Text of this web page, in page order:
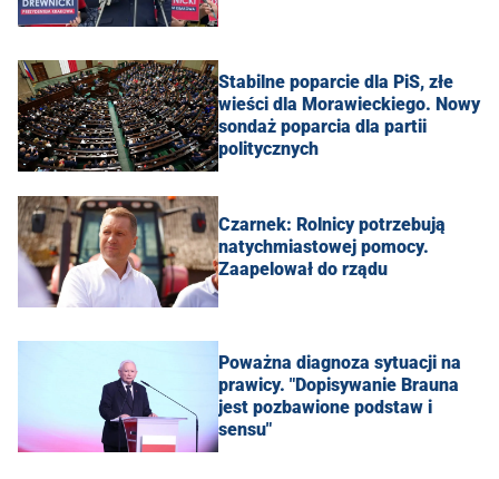
Stabilne poparcie dla PiS, złe
wieści dla Morawieckiego. Nowy
sondaż poparcia dla partii
politycznych
Czarnek: Rolnicy potrzebują
natychmiastowej pomocy.
Zaapelował do rządu
Poważna diagnoza sytuacji na
prawicy. "Dopisywanie Brauna
jest pozbawione podstaw i
sensu"